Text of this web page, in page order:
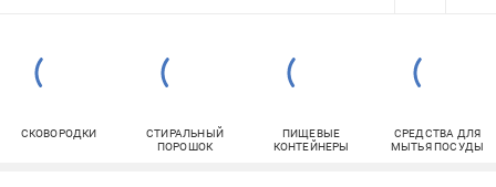
СКОВОРОДКИ
СТИРАЛЬНЫЙ
ПОРОШОК
ПИЩЕВЫЕ
КОНТЕЙНЕРЫ
СРЕДСТВА ДЛЯ
МЫТЬЯ ПОСУДЫ